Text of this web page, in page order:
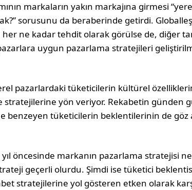
markaların yakın markajına girmesi
sorusunu da beraberinde getirdi.
her ne kadar tehdit olarak görülse de, diğer
uygun pazarlama stratejileri
pazarlardaki tüketicilerin kültürel
stratejilerine yön veriyor. Rekabetin günden
benzeyen tüketicilerin beklentilerinin de göz
öncesinde markanın pazarlama stratejisi
geçerli olurdu. Şimdi ise tüketici
stratejilerine yol gösteren etken olarak